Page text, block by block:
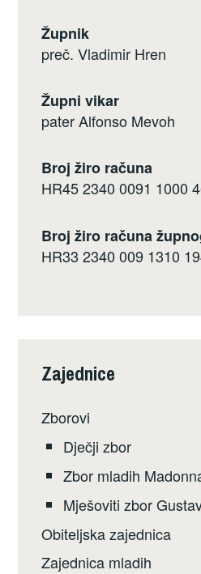
Župnik
preč. Vladimir Hren
Župni vikar
pater Alfonso Mevoh
Broj žiro računa
HR45 2340 0091 1000
Broj žiro računa
HR33 2340 009 1310
Zajednice
Zborovi
Dječji zbor
Zbor mladih
Mješoviti zbor
Obiteljska zajednica
Zajednica mladih